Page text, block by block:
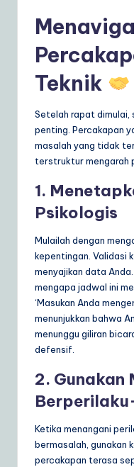
Teknik
Setelah rapat
penting. Percakapan
masalah yang tidak
terstruktur mengarah
1.
Psikologis
Mulailah dengan
kepentingan. Validasi
menyajikan data
mengapa jadwal ini
‘Masukan Anda
menunjukkan bahwa
menunggu giliran
defensif.
2. Gunakan
Ketika menangani
bermasalah, gunakan
percakapan terasa